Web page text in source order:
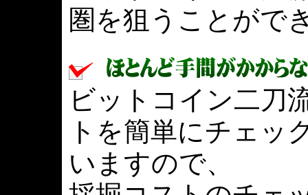
圏を狙うことがで
ビットコイン二刀
トを簡単にチェッ
いますので、